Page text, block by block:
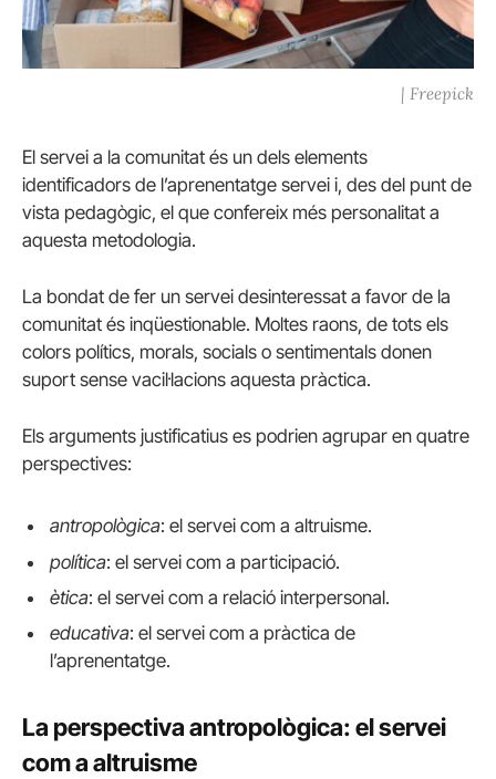
| Freepick
El servei a la comunitat és un dels elements
identificadors de l’aprenentatge servei i, des del punt de
vista pedagògic, el que confereix més personalitat a
aquesta metodologia.
La bondat de fer un servei desinteressat a favor de la
comunitat és inqüestionable. Moltes raons, de tots els
colors polítics, morals, socials o sentimentals donen
suport sense vacil·lacions aquesta pràctica.
Els arguments justificatius es podrien agrupar en quatre
perspectives:
antropològica: el servei com a altruisme.
política: el servei com a participació.
ètica: el servei com a relació interpersonal.
educativa: el servei com a pràctica de
l’aprenentatge.
La perspectiva antropològica: el servei
com a altruisme